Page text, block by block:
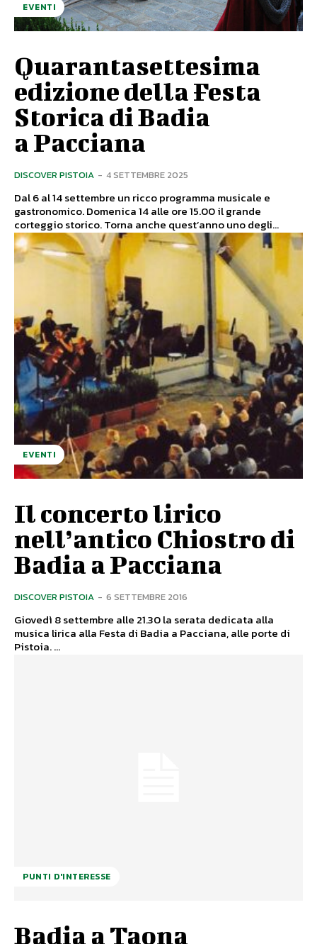
EVENTI
Quarantasettesima
edizione della Festa
Storica di Badia
a Pacciana
DISCOVER PISTOIA - 4 SETTEMBRE 2025
Dal 6 al 14 settembre un ricco programma musicale e
gastronomico. Domenica 14 alle ore 15.00 il grande
corteggio storico. Torna anche quest’anno uno degli...
EVENTI
Il concerto lirico
nell’antico Chiostro di
Badia a Pacciana
DISCOVER PISTOIA - 6 SETTEMBRE 2016
Giovedì 8 settembre alle 21.30 la serata dedicata alla
musica lirica alla Festa di Badia a Pacciana, alle porte di
Pistoia. ...
PUNTI D'INTERESSE
Badia a Taona